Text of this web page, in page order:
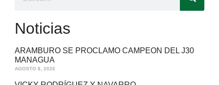
Noticias
ARAMBURO SE PROCLAMO CAMPEON DEL J30
MANAGUA
AGOSTO 8, 2026